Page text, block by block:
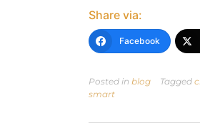
Share via:
Facebook
Posted in blog Tagged
smart